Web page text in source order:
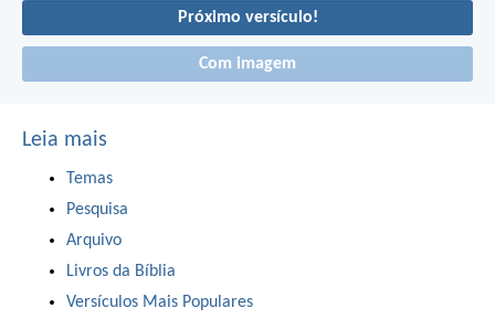
Próximo versículo!
Com imagem
Leia mais
Temas
Pesquisa
Arquivo
Livros da Bíblia
Versículos Mais Populares